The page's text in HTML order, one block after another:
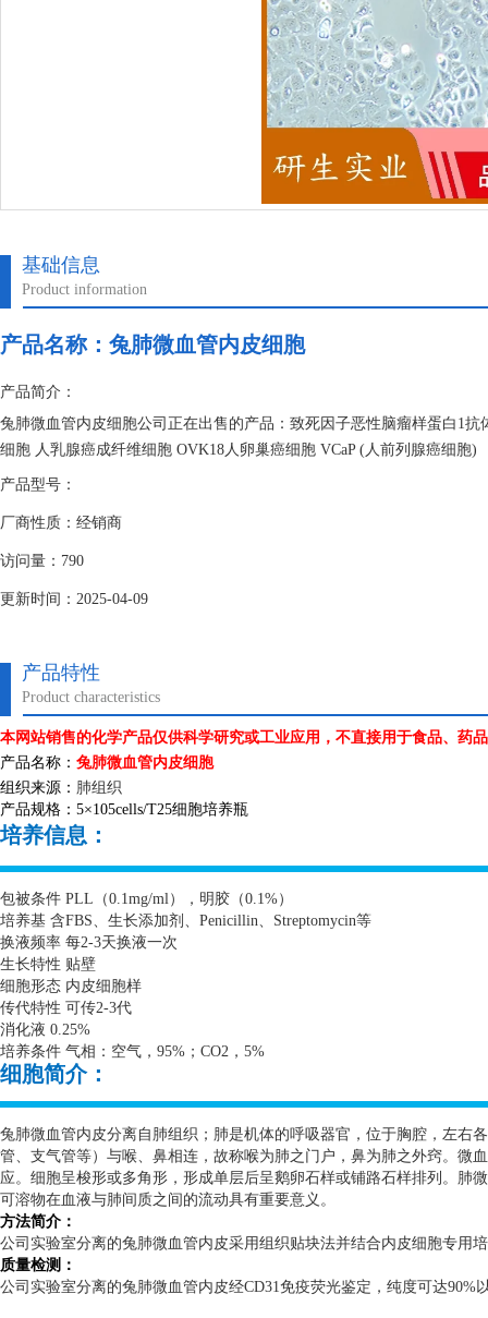
基础信息
Product information
产品名称： 兔肺微血管内皮细胞
产品简介：
兔肺微血管内皮细胞公司正在出售的产品：致死因子恶性脑瘤样蛋白1
细胞 人乳腺癌成纤维细胞 OVK18人卵巢癌细胞 VCaP (人前列腺癌细胞)
产品型号：
厂商性质：经销商
访问量：790
更新时间：2025-04-09
产品特性
Product characteristics
本网站销售的化学产品仅供科学研究或工业应用，不直接用于食品、药
产品名称： 兔肺微血管内皮细胞
组织来源： 肺组织
产品规格： 5×105cells/T25细胞培养瓶
培养信息：
包被条件 PLL （0.1mg/ml），明胶（0.1%）
培养基 含FBS、生长添加剂、 Penicillin、 Streptomycin等
换液频率 每2-3天换液一次
生长特性 贴壁
细胞形态 内皮细胞样
传代特性 可传2-3代
消化液 0.25%
培养条件 气相：空气， 95% ； CO2 ， 5%
细胞简介：
兔肺微血管内皮分离自肺组织；肺是机体的呼吸器官，位于胸腔，左右
管、支气管等）与喉、鼻相连，故称喉为肺之门户，鼻为肺之外窍。微
应。细胞呈梭形或多角形，形成单层后呈鹅卵石样或铺路石样排列。肺
可溶物在血液与肺间质之间的流动具有重要意义。
方法简介：
公司实验室分离的兔肺微血管内皮采用组织贴块法并结合内皮细胞专用
质量检测：
公司实验室分离的兔肺微血管内皮经CD31免疫荧光鉴定，纯度可达90%